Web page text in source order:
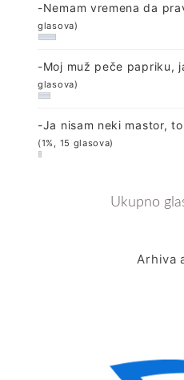
-Nemam vremena da
glasova)
-Moj muž peče papriku,
glasova)
-Ja nisam neki mastor,
(1%, 15 glasova)
Ukupno
Arhiva